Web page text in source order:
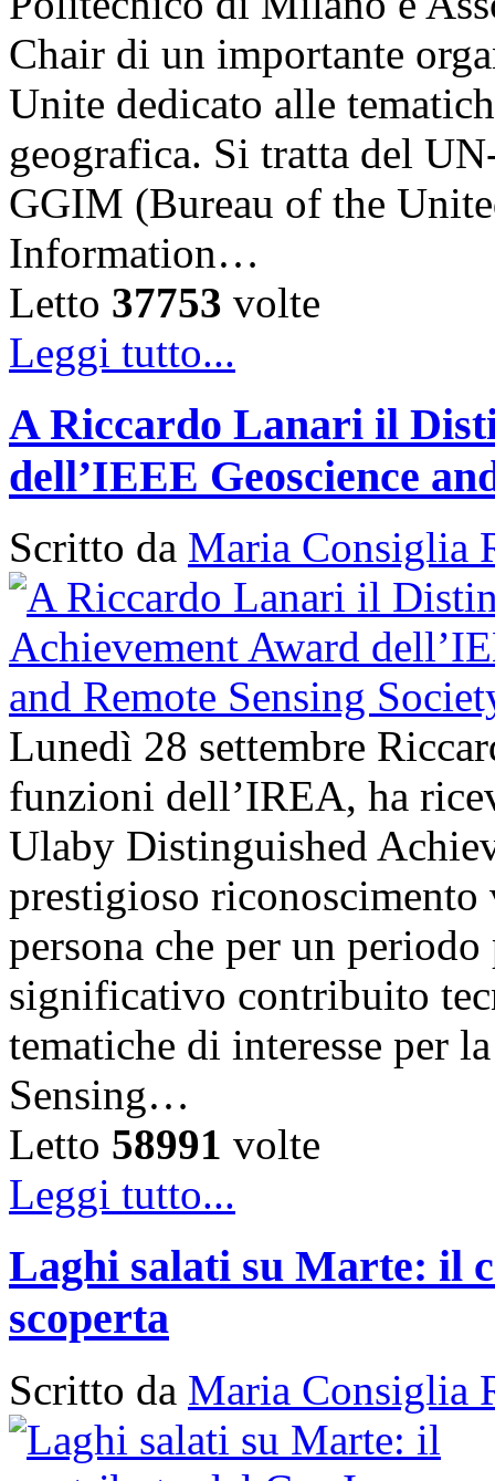
Chair di un importante
Unite dedicato alle
geografica. Si tratta del
GGIM (Bureau of the
Information…
Letto 37753 volte
Leggi tutto...
A Riccardo Lanari il
dell’IEEE Geoscience
Scritto da Maria Consiglia
Lunedì 28 settembre
funzioni dell’IREA, ha
Ulaby Distinguished
prestigioso
persona che per un
significativo contribuito
tematiche di interesse per
Sensing…
Letto 58991 volte
Leggi tutto...
Laghi salati su Marte: il
scoperta
Scritto da Maria Consiglia